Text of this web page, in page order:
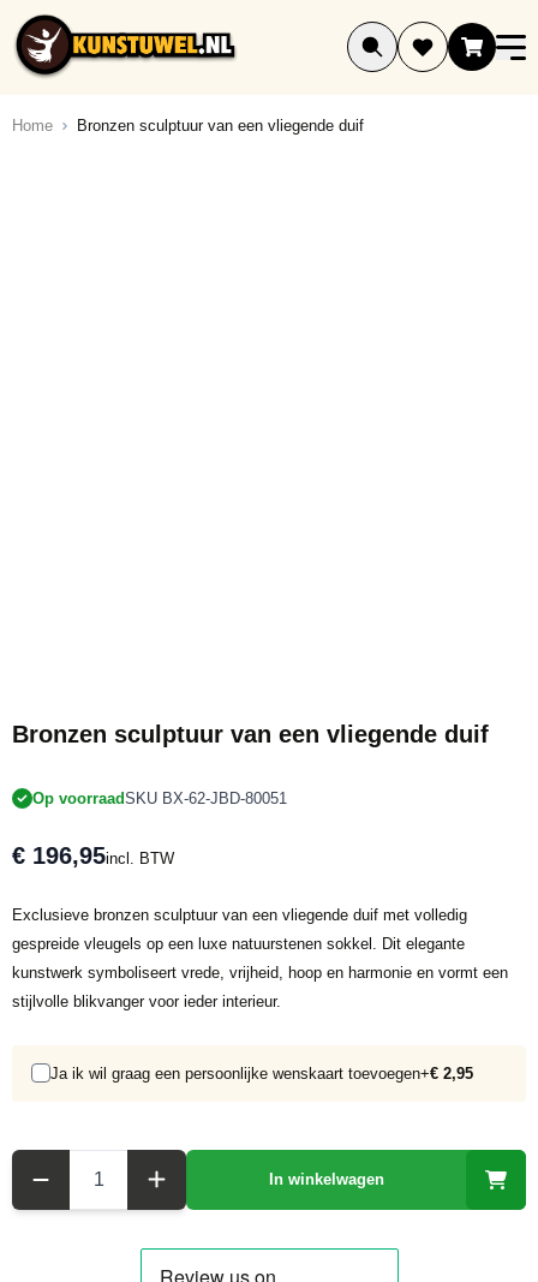
Ga naar de inhoud
Home Bronzen sculptuur van een vliegende duif
Bronzen sculptuur van een vliegende duif
Op voorraadSKU BX-62-JBD-80051
€ 196,95incl. BTW
Exclusieve bronzen sculptuur van een vliegende duif met volledig
gespreide vleugels op een luxe natuurstenen sokkel. Dit elegante
kunstwerk symboliseert vrede, vrijheid, hoop en harmonie en vormt een
stijlvolle blikvanger voor ieder interieur.
Ja ik wil graag een persoonlijke wenskaart toevoegen+€ 2,95
In winkelwagen